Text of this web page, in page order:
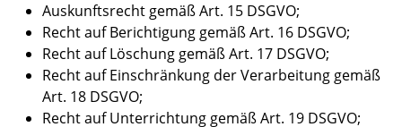
Auskunftsrecht gemäß Art. 15 DSGVO;
Recht auf Berichtigung gemäß Art. 16 DSGVO;
Recht auf Löschung gemäß Art. 17 DSGVO;
Recht auf Einschränkung der Verarbeitung gemäß
Art. 18 DSGVO;
Recht auf Unterrichtung gemäß Art. 19 DSGVO;